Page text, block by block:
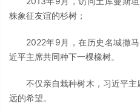
株象征友谊的杉树；
2022年9月，在历史名城撒马
近平主席共同种下一棵橡树。
不仅亲自栽种树木，习近平主
远的希望。